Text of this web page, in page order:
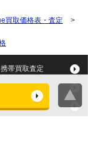
買取価格表・査定
>
帯買取査定